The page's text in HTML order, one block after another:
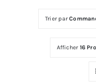
Trier par
Afficher 16